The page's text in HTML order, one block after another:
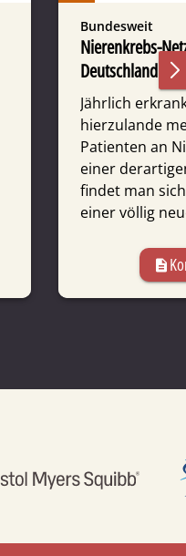
Bundesweit
Nierenkrebs-
Deutschland e.V.
Jährlich
hierzulande
Patienten an
einer
findet man
einer völlig
description